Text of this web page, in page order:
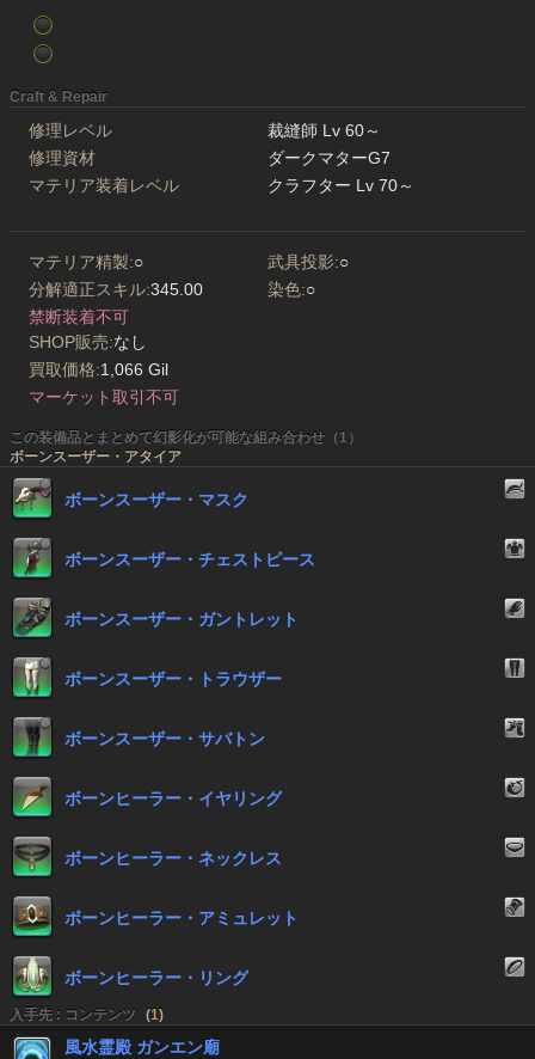
Craft & Repair
修理レベル
裁縫師 Lv 60～
修理資材
ダークマターG7
マテリア装着レベル
クラフター Lv 70～
マテリア精製:○ 武具投影:○
分解適正スキル:345.00 染色:○
禁断装着不可
SHOP販売:なし
買取価格:1,066 Gil
マーケット取引不可
この装備品とまとめて幻影化が可能な組み合わせ（1）
ボーンスーザー・アタイア
ボーンスーザー・マスク
ボーンスーザー・チェストピース
ボーンスーザー・ガントレット
ボーンスーザー・トラウザー
ボーンスーザー・サバトン
ボーンヒーラー・イヤリング
ボーンヒーラー・ネックレス
ボーンヒーラー・アミュレット
ボーンヒーラー・リング
入手先 : コンテンツ (1)
風水霊殿 ガンエン廟